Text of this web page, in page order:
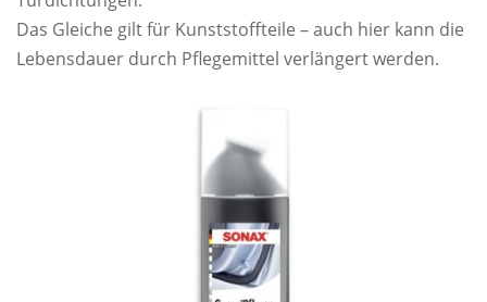
Das Gleiche gilt für Kunststoffteile – auch hier kann die
Lebensdauer durch Pflegemittel verlängert werden.